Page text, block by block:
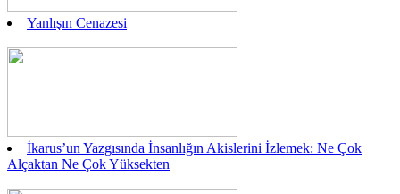
Yanlışın Cenazesi
İkarus’un Yazgısında İnsanlığın Akislerini İzlemek: Ne Çok
Alçaktan Ne Çok Yüksekten